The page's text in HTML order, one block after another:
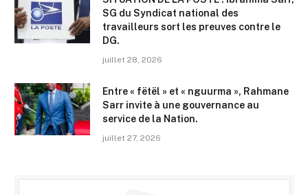
SG du Syndicat national des
travailleurs sort les preuves contre le
DG.
juillet 28, 2026
Entre « fëtël » et « nguurma », Rahmane
Sarr invite à une gouvernance au
service de la Nation.
juillet 27, 2026